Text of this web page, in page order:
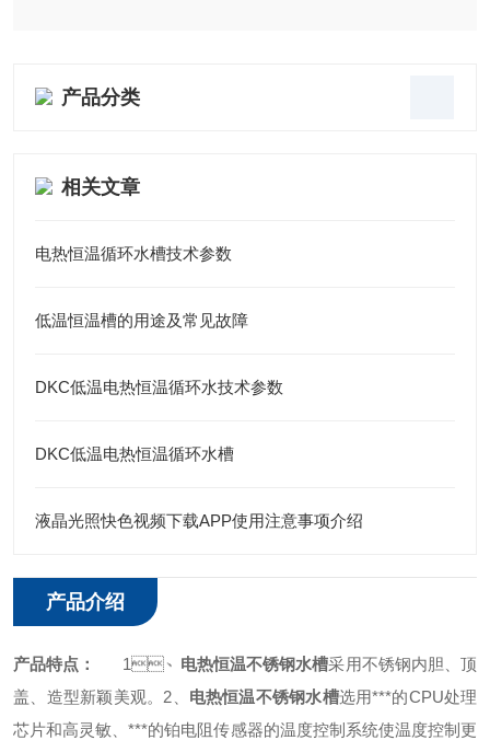
产品分类
相关文章
电热恒温循环水槽技术参数
低温恒温槽的用途及常见故障
DKC低温电热恒温循环水技术参数
DKC低温电热恒温循环水槽
液晶光照快色视频下载APP使用注意事项介绍
产品介绍
产品特点： 1、 电热恒温不锈钢水槽采用不锈钢内胆、顶
盖、造型新颖美观。 2、 电热恒温不锈钢水槽选用***的CPU处理
芯片和高灵敏、***的铂电阻传感器的温度控制系统使温度控制更